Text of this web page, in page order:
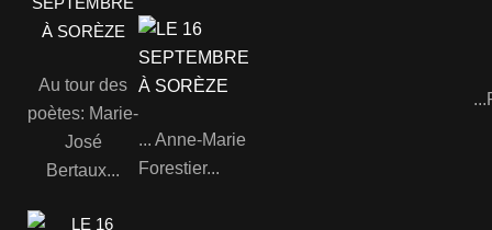
Au tour des
poètes: Marie-
José
Bertaux...
... Anne-Marie
Forestier...